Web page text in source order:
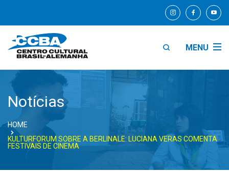
MENU
Notícias
HOME
KULTURFORUM SOBRE A BERLINALE: LUCIANA VERAS COMENTA
FESTIVAIS DE CINEMA